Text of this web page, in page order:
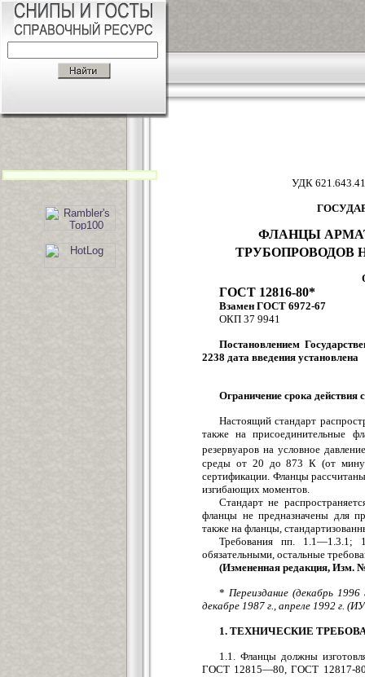
УДК
ФЛАНЦЫ
ТРУБОПРОВОДОВ
ГОСТ 12816-80*
Взамен ГОСТ 6972-67
ОКП 37 9941
Постановлением
2238 дата введения установлена
Ограничение срока действия
Настоящий стандарт
также на присоединительные
резервуаров на условное
среды от 20 до 873 К (от
сертификации. Фланцы
изгибающих моментов.
Стандарт не
фланцы не предназначены для
также на фланцы,
Требования пп. 1.1—1.3.1;
обязательными, остальные
(Измененная редакция, Изм.
* Переиздание (декабрь
декабре 1987 г., апреле 1992 г.
1. ТЕХНИЧЕСКИЕ
1.1. Фланцы должны
ГОСТ 12815—80, ГОСТ 12817-